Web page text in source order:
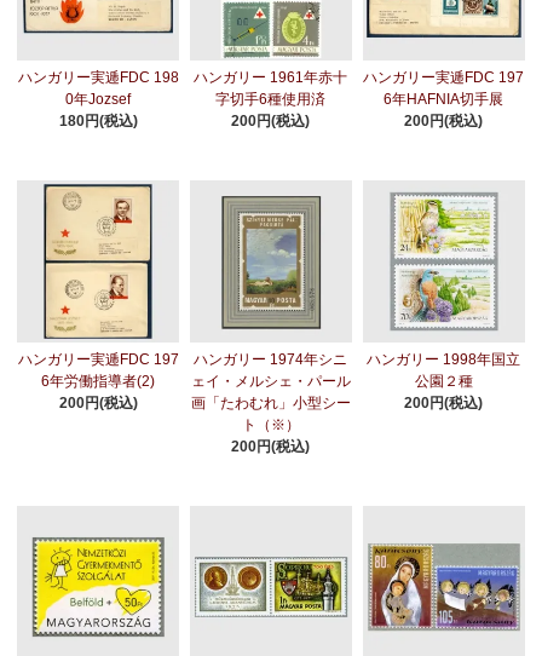
ハンガリー実逓FDC 198
0年Jozsef
180円(税込)
ハンガリー 1961年赤十
字切手6種使用済
200円(税込)
ハンガリー実逓FDC 197
6年HAFNIA切手展
200円(税込)
ハンガリー実逓FDC 197
6年労働指導者(2)
200円(税込)
ハンガリー 1974年シニ
ェイ・メルシェ・パール
画「たわむれ」小型シー
ト（※）
200円(税込)
ハンガリー 1998年国立
公園２種
200円(税込)